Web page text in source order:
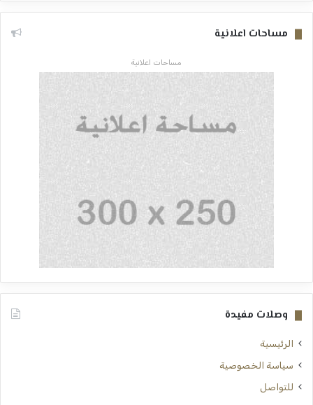
مساحات اعلانية
مساحات اعلانية
وصلات مفيدة
الرئيسية
سياسة الخصوصية
للتواصل